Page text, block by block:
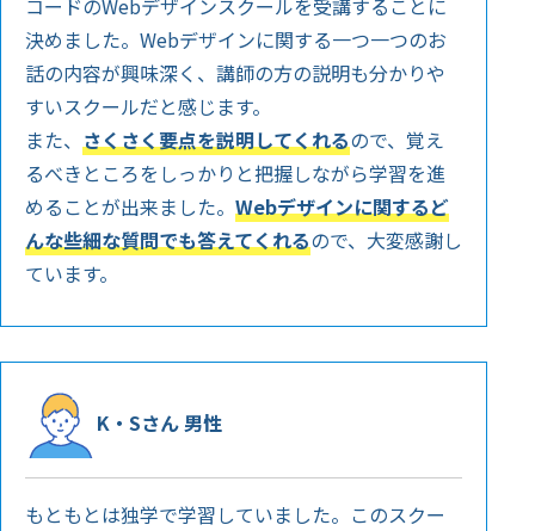
コードのWebデザインスクールを受講することに
決めました。Webデザインに関する一つ一つのお
話の内容が興味深く、講師の方の説明も分かりや
すいスクールだと感じます。
また、 さくさく要点を説明してくれるので、覚え
るべきところをしっかりと把握しながら学習を進
めることが出来ました。 Webデザインに関するど
んな些細な質問でも答えてくれるので、大変感謝し
ています。
K・Sさん 男性
もともとは独学で学習していました。このスクー